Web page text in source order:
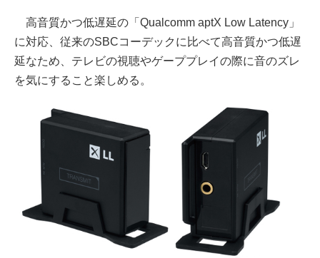
高音質かつ低遅延の「Qualcomm aptX Low Latency」
に対応、従来のSBCコーデックに比べて高音質かつ低遅
延なため、テレビの視聴やゲーププレイの際に音のズレ
を気にすること楽しめる。